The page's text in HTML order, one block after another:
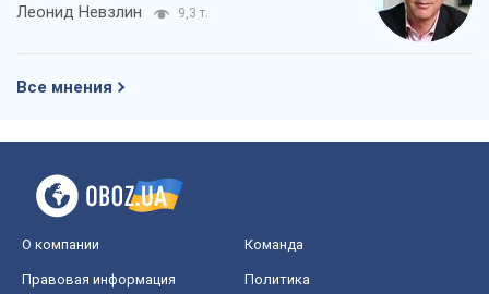
Леонид Невзлин 9,3 т.
Все мнения
О компании Команда
Правовая информация
Политика